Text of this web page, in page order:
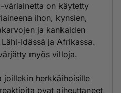
väriainetta on käytetty
ihon, kynsien,
ja kankaiden
Idässä ja Afrikassa.
myös villoja.
joillekin herkkäihoisille
ovat aiheuttaneet